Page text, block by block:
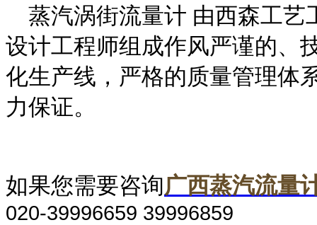
蒸汽涡街流量计 由西森工艺
设计工程师组成作风严谨的、
化生产线，严格的质量管理体
力保证。
如果您需要咨询广西蒸汽流量
020-39996659 39996859